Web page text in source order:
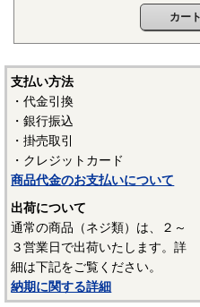
取れた機械的性質を有し、か
プ性、摩擦摩耗特性、耐薬品
おいて広く用いられています。
■ポリアミド（ナイロン、PA）
〇連続使用温度PA6-65℃/
UL94 V-2
結晶性のエンジニアリングプ
で摩擦係数が小さく、しかも
ています。耐油性、耐薬品性
料でありますが、吸湿性が高
らないという問題点もありま
■ポリスライダー
支払い方法
・代金引換
・銀行振込
・掛売取引
・クレジットカード
商品代金のお支払いについて
出荷について
通常の商品（ネジ類）は、２～
３営業日で出荷いたします。詳
細は下記をご覧ください。
納期に関する詳細